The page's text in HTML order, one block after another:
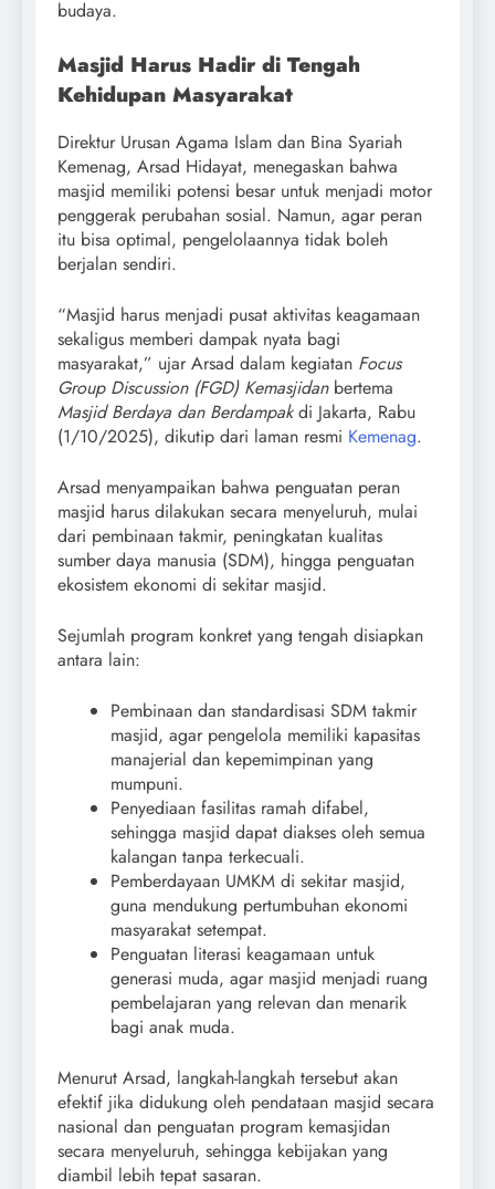
budaya.
Masjid Harus Hadir di Tengah
Kehidupan Masyarakat
Direktur Urusan Agama Islam dan Bina Syariah
Kemenag, Arsad Hidayat, menegaskan bahwa
masjid memiliki potensi besar untuk menjadi motor
penggerak perubahan sosial. Namun, agar peran
itu bisa optimal, pengelolaannya tidak boleh
berjalan sendiri.
“Masjid harus menjadi pusat aktivitas keagamaan
sekaligus memberi dampak nyata bagi
masyarakat,” ujar Arsad dalam kegiatan Focus
Group Discussion (FGD) Kemasjidanbertema
Masjid Berdaya dan Berdampakdi Jakarta, Rabu
(1/10/2025), dikutip dari laman resmi Kemenag.
Arsad menyampaikan bahwa penguatan peran
masjid harus dilakukan secara menyeluruh, mulai
dari pembinaan takmir, peningkatan kualitas
sumber daya manusia (SDM), hingga penguatan
ekosistem ekonomi di sekitar masjid.
Sejumlah program konkret yang tengah disiapkan
antara lain:
Pembinaan dan standardisasi SDM takmir
masjid, agar pengelola memiliki kapasitas
manajerial dan kepemimpinan yang
mumpuni.
Penyediaan fasilitas ramah difabel,
sehingga masjid dapat diakses oleh semua
kalangan tanpa terkecuali.
Pemberdayaan UMKM di sekitar masjid,
guna mendukung pertumbuhan ekonomi
masyarakat setempat.
Penguatan literasi keagamaan untuk
generasi muda, agar masjid menjadi ruang
pembelajaran yang relevan dan menarik
bagi anak muda.
Menurut Arsad, langkah-langkah tersebut akan
efektif jika didukung oleh pendataan masjid secara
nasional dan penguatan program kemasjidan
secara menyeluruh, sehingga kebijakan yang
diambil lebih tepat sasaran.